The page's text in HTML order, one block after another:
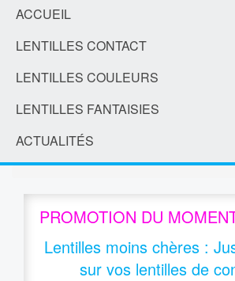
ACCUEIL
LENTILLES CONTACT
LENTILLES COULEURS
LENTILLES FANTAISIES
ACTUALITÉS
PROMOTION DU
Lentilles moins chères :
sur vos lentilles de